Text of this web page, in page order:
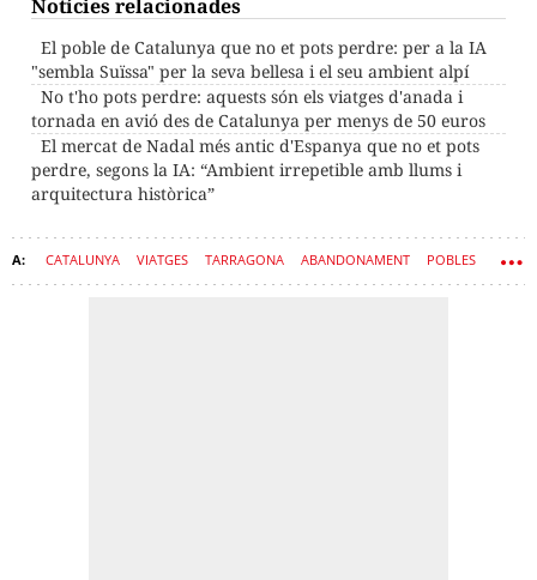
Notícies relacionades
El poble de Catalunya que no et pots perdre: per a la IA
"sembla Suïssa" per la seva bellesa i el seu ambient alpí
No t'ho pots perdre: aquests són els viatges d'anada i
tornada en avió des de Catalunya per menys de 50 euros
El mercat de Nadal més antic d'Espanya que no et pots
perdre, segons la IA: “Ambient irrepetible amb llums i
arquitectura històrica”
CATALUNYA VIATGES TARRAGONA ABANDONAMENT POBLES